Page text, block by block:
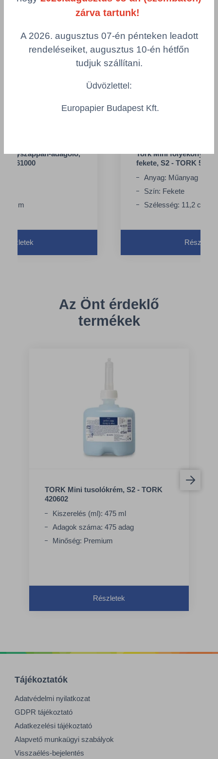
adagoló,
561000
cm
Részletek
Tork Mini
fekete, S2 - TORK
Anyag: Műanyag
Szín: Fekete
Szélesség: 11,2 cm
Részletek
Az Önt érdeklő
termékek
TORK Mini tusolókrém, S2 - TORK
420602
Kiszerelés (ml): 475 ml
Adagok száma: 475 adag
Minőség: Premium
Részletek
Tájékoztatók
Adatvédelmi nyilatkozat
GDPR tájékoztató
Adatkezelési tájékoztató
Alapvető munkaügyi szabályok
Visszaélés-bejelentés
zárva tartunk!
A 2026. augusztus 07-én pénteken leadott
rendeléseiket, augusztus 10-én hétfőn
tudjuk szállítani.
Üdvözlettel:
Europapier Budapest Kft.